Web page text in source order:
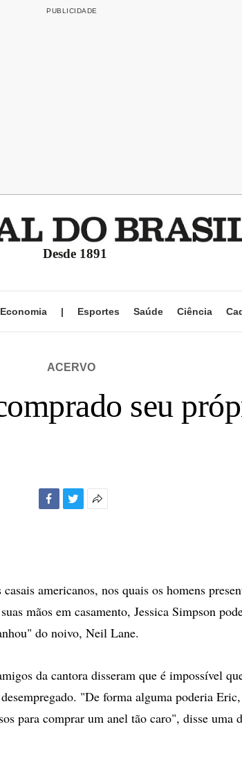
Desde 1891
Economia | Esportes Saúde Ciência
ACERVO
seu
americanos, nos quais os homens
mãos em casamento, Jessica Simpson
do noivo, Neil Lane.
da cantora disseram que é impossível
"De forma alguma poderia
para comprar um anel tão caro", disse uma